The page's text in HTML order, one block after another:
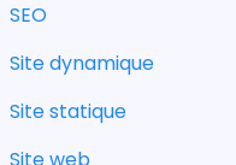
SEO
Site dynamique
Site statique